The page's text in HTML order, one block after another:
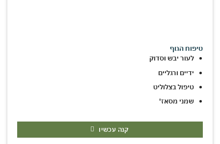
טיפוח הגוף
לעור יבש וסדוק
ידיים ורגליים
טיפול בצלוליט
שמני מסאז'
קנה עכשיו